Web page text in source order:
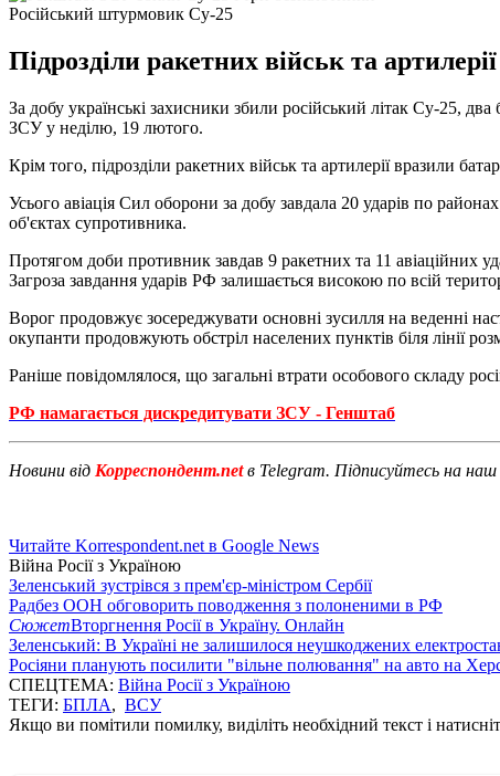
Російський штурмовик Су-25
Підрозділи ракетних військ та
За добу українські захисники збили російський літак Су-25,
ЗСУ у неділю, 19 лютого.
Крім того, підрозділи ракетних військ та артилерії вразили
Усього авіація Сил оборони за добу завдала 20 ударів по
об'єктах супротивника.
Протягом доби противник завдав 9 ракетних та 11 авіаційних
Загроза завдання ударів РФ залишається високою по всій
Ворог продовжує зосереджувати основні зусилля на веденні
окупанти продовжують обстріл населених пунктів біля лінії
Раніше повідомлялося, що загальні втрати особового складу
РФ намагається дискредитувати ЗСУ - Генштаб
Новини від Корреспондент.netв Telegram. Підписуйтесь на наш
Читайте Korrespondent.net в Google News
Війна Росії з Україною
Зеленський зустрівся з прем'єр-міністром Сербії
Радбез ООН обговорить поводження з полоненими в РФ
СюжетВторгнення Росії в Україну. Онлайн
Зеленський: В Україні не залишилося неушкоджених
Росіяни планують посилити "вільне полювання" на авто на
СПЕЦТЕМА: Війна Росії з Україною
ТЕГИ: БПЛА, ВСУ
Якщо ви помітили помилку, виділіть необхідний текст і